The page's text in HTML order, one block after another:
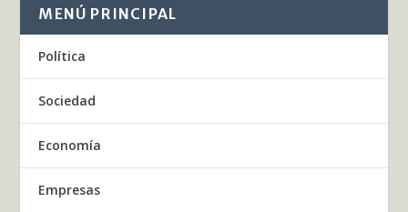
MENÚ PRINCIPAL
Política
Sociedad
Economía
Empresas